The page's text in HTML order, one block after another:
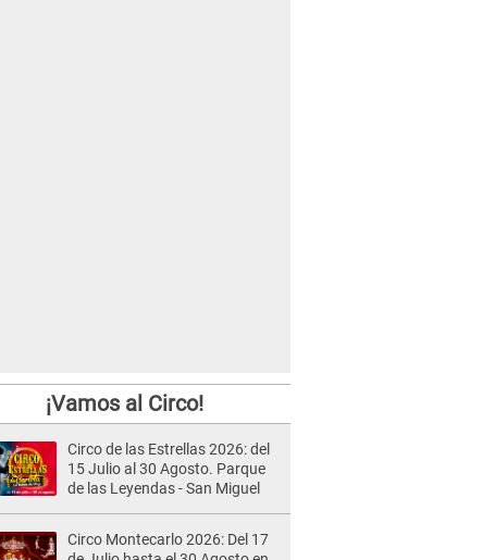
¡Vamos al Circo!
Circo de las Estrellas 2026: del
15 Julio al 30 Agosto. Parque
de las Leyendas - San Miguel
Circo Montecarlo 2026: Del 17